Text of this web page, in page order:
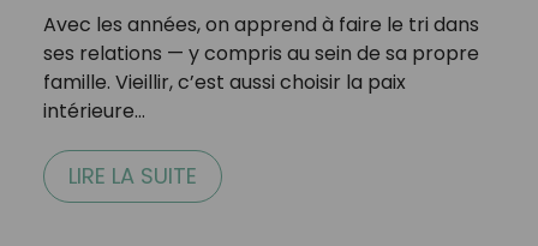
Avec les années, on apprend à faire le tri dans
ses relations — y compris au sein de sa propre
famille. Vieillir, c’est aussi choisir la paix
intérieure…
LIRE LA SUITE